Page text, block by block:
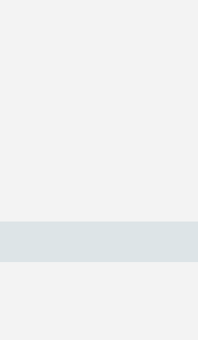
Erneuerbaren-Branche konnte sich